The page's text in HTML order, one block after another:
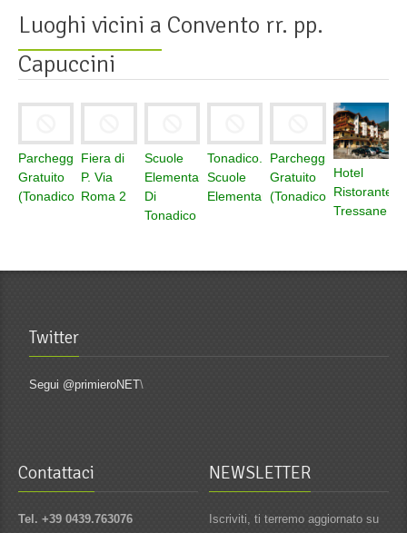
Luoghi vicini a Convento rr. pp.
Capuccini
Parcheggio
Gratuito
(Tonadico)
Fiera di
P. Via
Roma 2
Scuole
Elementari
Di
Tonadico
Tonadico.
Scuole
Elementari
Parcheggio
Gratuito
(Tonadico)
Hotel
Ristorante
Tressane
Twitter
Segui @primieroNET\
Contattaci
Tel. +39 0439.763076
NEWSLETTER
Iscriviti, ti terremo aggiornato su